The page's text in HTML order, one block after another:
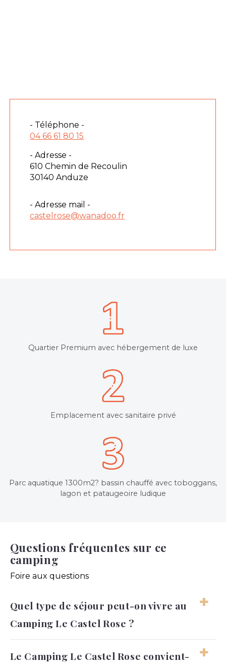
Quartier Premium avec hébergement de luxe
Emplacement avec sanitaire privé
Parc aquatique 1300m2? bassin chauffé avec toboggans,
lagon et pataugeoire ludique
- Téléphone -
04 66 61 80 15
- Adresse -
610 Chemin de Recoulin
30140 Anduze
- Adresse mail -
castelrose@wanadoo.fr
Questions fréquentes sur ce
camping
Foire aux questions
Quel type de séjour peut-on vivre au
Camping Le Castel Rose ?
nature et familiales, avec une vraie place
Le Camping Le Castel Rose convient-